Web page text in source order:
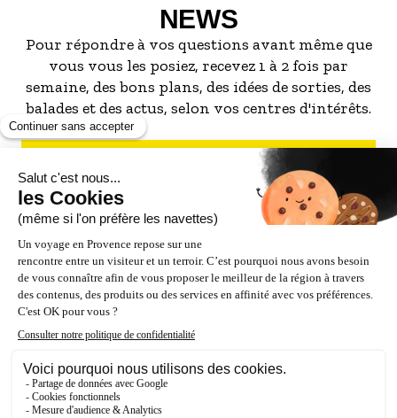
NEWS
Pour répondre à vos questions avant même que
vous vous les posiez, recevez 1 à 2 fois par
semaine, des bons plans, des idées de sorties, des
balades et des actus, selon vos centres d'intérêts.
S'INSCRIRE À LA NEWSLETTER
NOS PARTENAIRES
ESPACE PRO / PRESSE